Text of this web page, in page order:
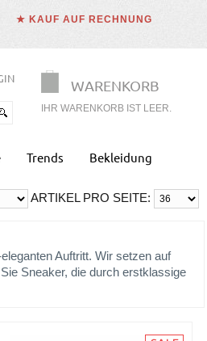
★ KAUF AUF RECHNUNG
WARENKORB
IHR WARENKORB IST LEER.
Trends Bekleidung
ARTIKEL PRO SEITE:
Auftritt. Wir setzen auf
Sneaker, die durch erstklassige